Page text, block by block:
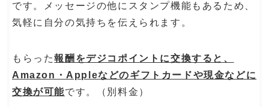
です。メッセージの他にスタンプ機能もあるため、
気軽に自分の気持ちを伝えられます。
もらった報酬をデジコポイントに交換すると、
Amazon・Appleなどのギフトカードや現金などに
交換が可能です。（別料金）